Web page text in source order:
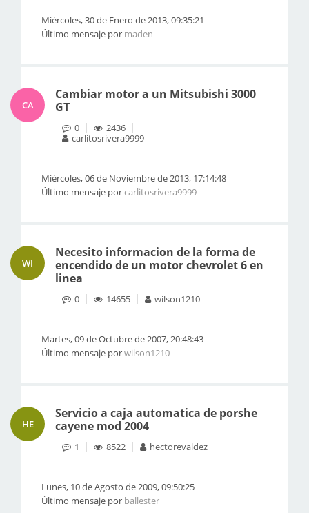
Miércoles, 30 de Enero de 2013, 09:35:21
Último mensaje por maden
CA
Cambiar motor a un Mitsubishi 3000
GT
0
2436
carlitosrivera9999
Miércoles, 06 de Noviembre de 2013, 17:14:48
Último mensaje porcarlitosrivera9999
WI
Necesito informacion de la forma de
encendido de un motor chevrolet 6 en
linea
0 14655 wilson1210
Martes, 09 de Octubre de 2007, 20:48:43
Último mensaje porwilson1210
HE
Servicio a caja automatica de porshe
cayene mod 2004
1 8522 hectorevaldez
Lunes, 10 de Agosto de 2009, 09:50:25
Último mensaje por ballester